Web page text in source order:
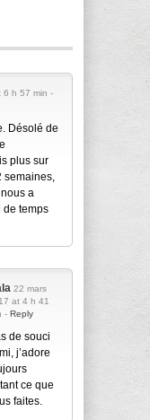
6 h 57 min -
Désolé de
plus sur
a
de temps
22 mars
at 4 h 41
- Reply
de souci
j’adore
ce que
faites.